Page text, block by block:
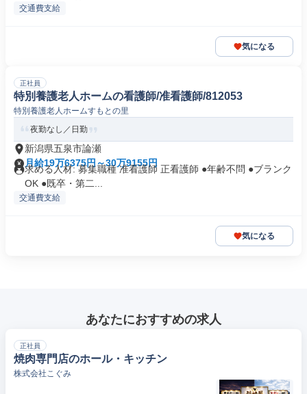
交通費支給
気になる
正社員
特別養護老人ホームの看護師/准看護師/812053
特別養護老人ホームすもとの里
夜勤なし／日勤
新潟県五泉市論瀬
月給19万6375円～30万9155円
求める人材: 募集職種 准看護師 正看護師 ●年齢不問 ●ブランク
OK ●既卒・第二...
交通費支給
気になる
あなたにおすすめの求人
正社員
焼肉専門店のホール・キッチン
株式会社こぐみ